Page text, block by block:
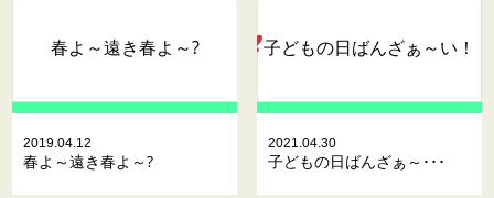
春よ～遠き春よ～?
2019.04.12
春よ～遠き春よ～?
子どもの日ばんざぁ～い ！
2021.04.30
子どもの日ばんざぁ～･･･